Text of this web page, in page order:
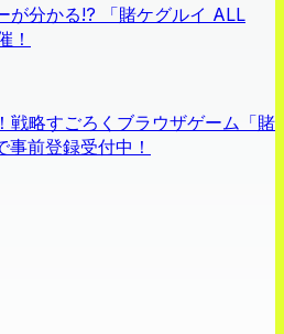
が分かる!? 「賭ケグルイ ALL
！
戦略すごろくブラウザゲーム「賭
前登録受付中！